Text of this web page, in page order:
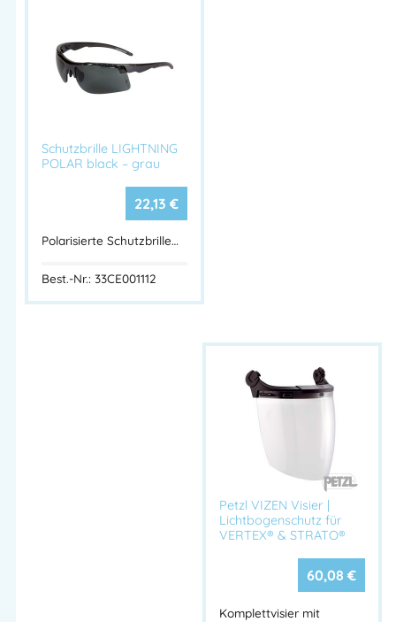
Schutzbrille LIGHTNING
POLAR black – grau
22,13 €
Polarisierte Schutzbrille…
Best.-Nr.: 33CE001112
Petzl VIZEN Visier |
Lichtbogenschutz für
VERTEX® & STRATO®
60,08 €
Komplettvisier mit